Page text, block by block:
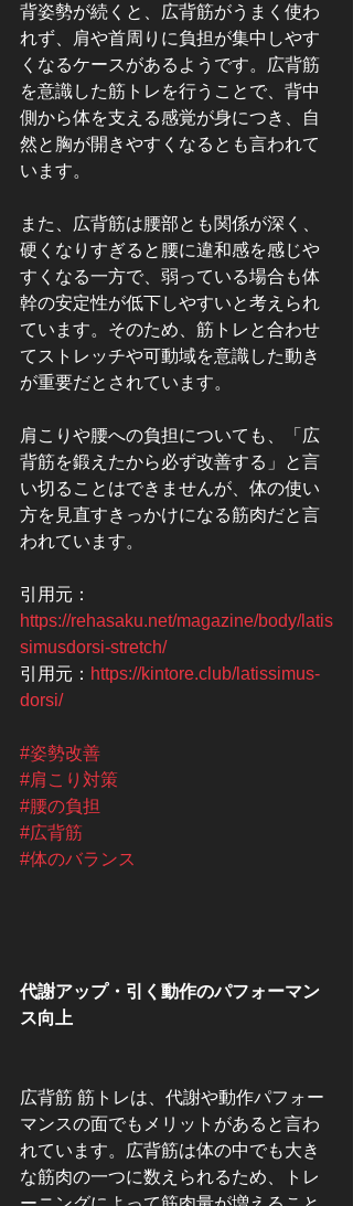
背姿勢が続くと、広背筋がうまく使わ
れず、肩や首周りに負担が集中しやす
くなるケースがあるようです。広背筋
を意識した筋トレを行うことで、背中
側から体を支える感覚が身につき、自
然と胸が開きやすくなるとも言われて
います。
また、広背筋は腰部とも関係が深く、
硬くなりすぎると腰に違和感を感じや
すくなる一方で、弱っている場合も体
幹の安定性が低下しやすいと考えられ
ています。そのため、筋トレと合わせ
てストレッチや可動域を意識した動き
が重要だとされています。
肩こりや腰への負担についても、「広
背筋を鍛えたから必ず改善する」と言
い切ることはできませんが、体の使い
方を見直すきっかけになる筋肉だと言
われています。
引用元：
https://rehasaku.net/magazine/body/latis
simusdorsi-stretch/
引用元： https://kintore.club/latissimus-
dorsi/
#姿勢改善
#肩こり対策
#腰の負担
#広背筋
#体のバランス
代謝アップ・引く動作のパフォーマン
ス向上
広背筋 筋トレは、代謝や動作パフォー
マンスの面でもメリットがあると言わ
れています。広背筋は体の中でも大き
な筋肉の一つに数えられるため、トレ